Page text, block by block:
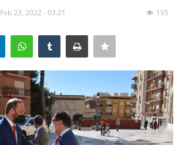
Feb 23, 2022 - 03:21 195